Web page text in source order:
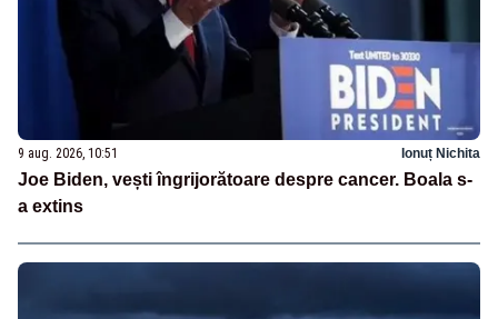
9 aug. 2026, 10:51 Ionuț Nichita
Joe Biden, vești îngrijorătoare despre cancer. Boala s-
a extins